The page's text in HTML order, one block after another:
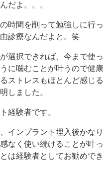
だよ。。。
時間を削って勉強しに行っ
診療なんだよと。笑
選択できれば、今まで使っ
に噛むことが叶うので健康
ストレスもほとんど感じる
しました。
経験者です。
インプラント埋入後かなり
なく使い続けることが叶っ
は経験者としてお勧めでき